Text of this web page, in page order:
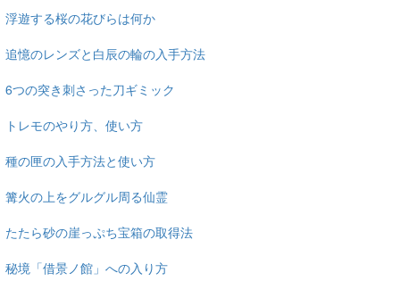
浮遊する桜の花びらは何か
追憶のレンズと白辰の輪の入手方法
6つの突き刺さった刀ギミック
トレモのやり方、使い方
種の匣の入手方法と使い方
篝火の上をグルグル周る仙霊
たたら砂の崖っぷち宝箱の取得法
秘境「借景ノ館」への入り方